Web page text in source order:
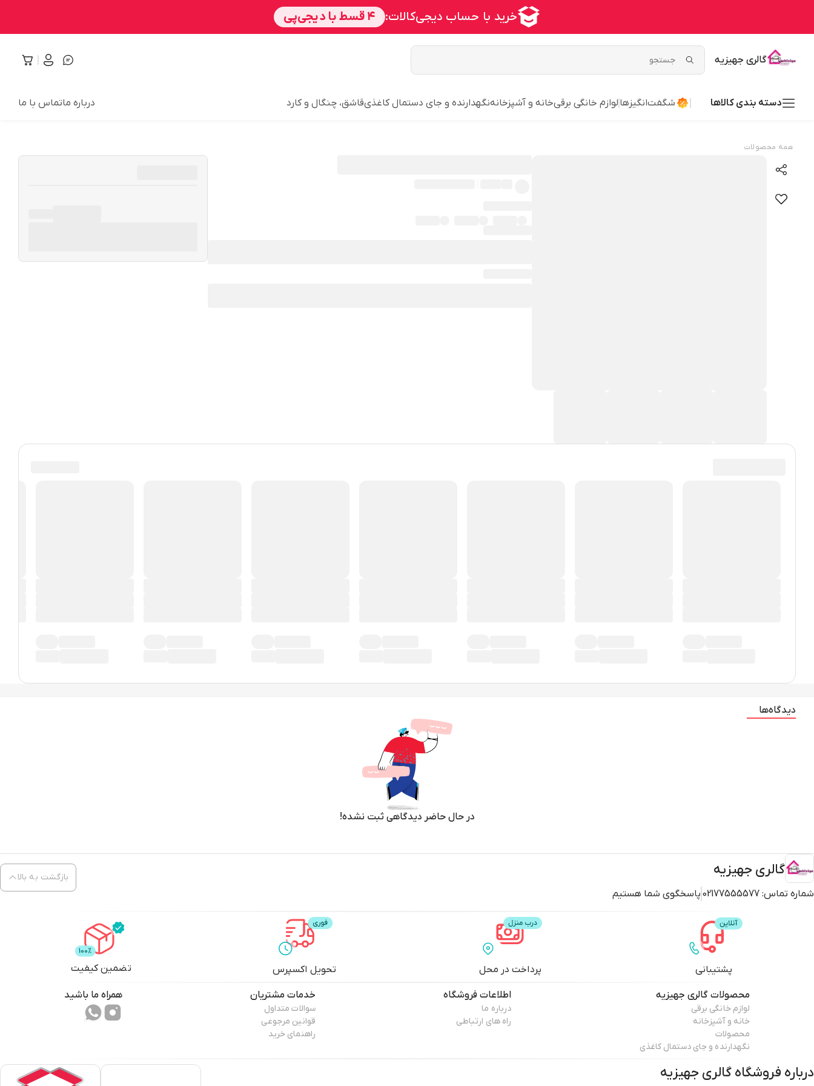
گالری جهیزیه
دسته بندی کالاها شگفت‌انگیزها لوازم خانگی برقیخانه و آشپزخانهنگهدارنده و جای دستمال کاغذیقاشق، چنگال و کارد درباره ماتماس با ما
همه محصولات
دیدگاه‌ها
در حال حاضر دیدگاهی ثبت نشده!
گالری جهیزیه
شماره تماس: 02177555577 پاسخگوی شما هستیم
بازگشت به بالا
پشتیبانی پرداخت در محل تحویل اکسپرس تضمین کیفیت
محصولات گالری جهیزیه
لوازم خانگی برقی
خانه و آشپزخانه
محصولات
نگهدارنده و جای دستمال کاغذی
اطلاعات فروشگاه
درباره ما
راه های ارتباطی
خدمات مشتریان
سوالات متداول
قوانین مرجوعی
راهنمای خرید
همراه ما باشید
درباره فروشگاه گالری جهیزیه